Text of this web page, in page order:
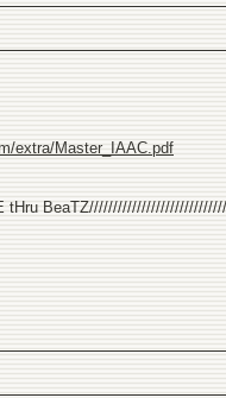
extra/Master_IAAC.pdf
tHru